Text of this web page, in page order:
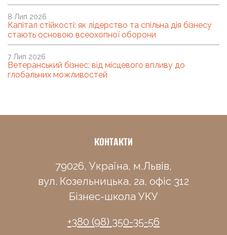
Капітал стійкості: як лідерство та спільна дія бізнесу
стають основою всеохопної оборони
8 Лип 2026
Ветеранський бізнес: від місцевого впливу до
глобальних можливостей
7 Лип 2026
КОНТАКТИ
79026, Україна, м.Львів,
вул. Козельницька, 2а, офіс 312
Бізнес-школа УКУ
+380 (98) 350-35-56